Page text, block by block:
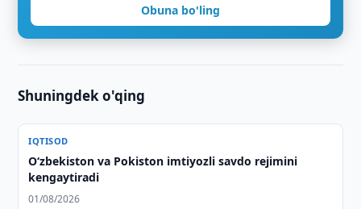
Obuna bo'ling
Shuningdek o'qing
IQTISOD
O‘zbekiston va Pokiston imtiyozli savdo rejimini
kengaytiradi
01/08/2026